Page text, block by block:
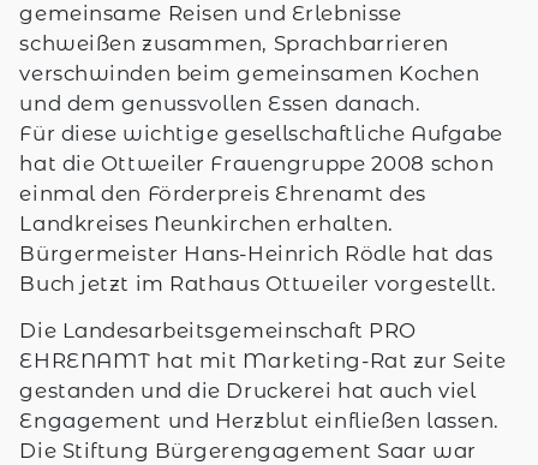
gemeinsame Reisen und Erlebnisse
schweißen zusammen, Sprachbarrieren
verschwinden beim gemeinsamen Kochen
und dem genussvollen Essen danach.
Für diese wichtige gesellschaftliche Aufgabe
hat die Ottweiler Frauengruppe 2008 schon
einmal den Förderpreis Ehrenamt des
Landkreises Neunkirchen erhalten.
Bürgermeister Hans-Heinrich Rödle hat das
Buch jetzt im Rathaus Ottweiler vorgestellt.
Die Landesarbeitsgemeinschaft PRO
EHRENAMT hat mit Marketing-Rat zur Seite
gestanden und die Druckerei hat auch viel
Engagement und Herzblut einfließen lassen.
Die Stiftung Bürgerengagement Saar war